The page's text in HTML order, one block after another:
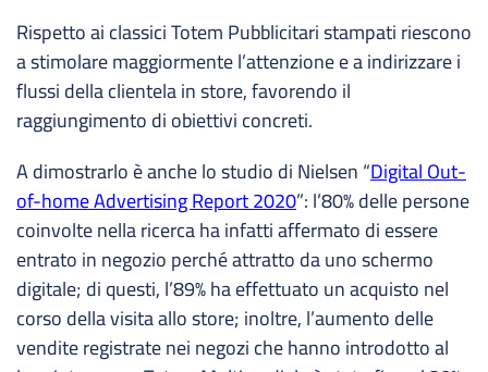
Rispetto ai classici Totem Pubblicitari stampati riescono
a stimolare maggiormente l’attenzione e a indirizzare i
flussi della clientela in store, favorendo il
raggiungimento di obiettivi concreti.
A dimostrarlo è anche lo studio di Nielsen “Digital Out-
of-home Advertising Report 2020”: l’80% delle persone
coinvolte nella ricerca ha infatti affermato di essere
entrato in negozio perché attratto da uno schermo
digitale; di questi, l’89% ha effettuato un acquisto nel
corso della visita allo store; inoltre, l’aumento delle
vendite registrate nei negozi che hanno introdotto al